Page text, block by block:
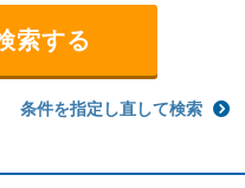
条件を指定し直して検索